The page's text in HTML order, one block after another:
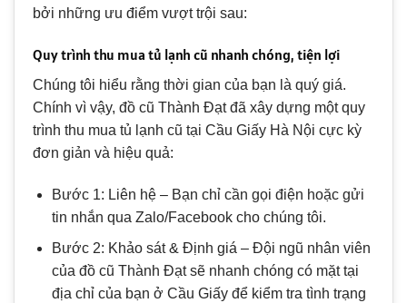
bởi những ưu điểm vượt trội sau:
Quy trình thu mua tủ lạnh cũ nhanh chóng, tiện lợi
Chúng tôi hiểu rằng thời gian của bạn là quý giá.
Chính vì vậy, đồ cũ Thành Đạt đã xây dựng một quy
trình thu mua tủ lạnh cũ tại Cầu Giấy Hà Nội cực kỳ
đơn giản và hiệu quả:
Bước 1: Liên hệ – Bạn chỉ cần gọi điện hoặc gửi
tin nhắn qua Zalo/Facebook cho chúng tôi.
Bước 2: Khảo sát & Định giá – Đội ngũ nhân viên
của đồ cũ Thành Đạt sẽ nhanh chóng có mặt tại
địa chỉ của bạn ở Cầu Giấy để kiểm tra tình trạng